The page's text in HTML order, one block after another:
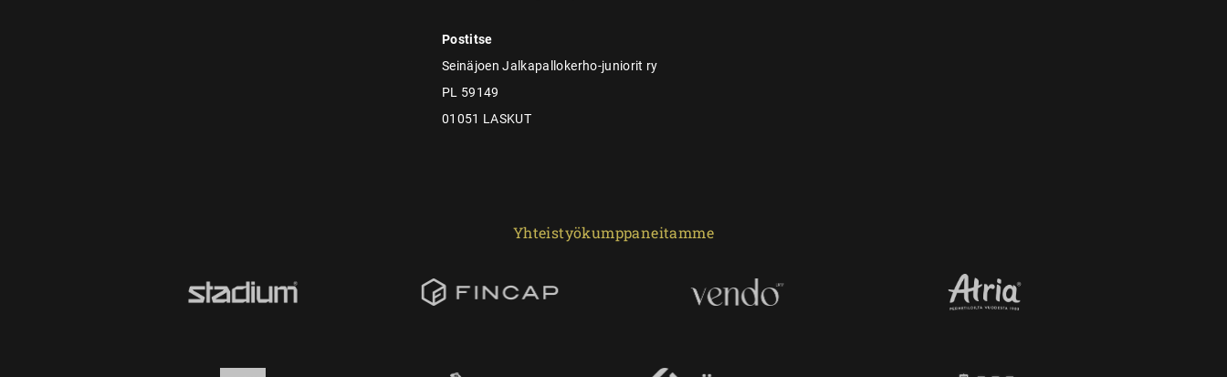
Postitse
Seinäjoen Jalkapallokerho-juniorit ry
PL 59149
01051 LASKUT
Yhteistyökumppaneitamme